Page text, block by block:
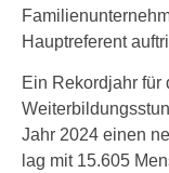
Hauptreferent
Ein Rekordjahr für
Jahr 2024 einen
lag mit 15.605